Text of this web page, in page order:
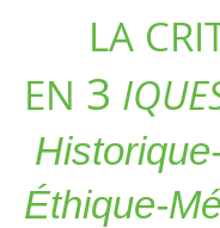
LA
EN 3
Éthique-